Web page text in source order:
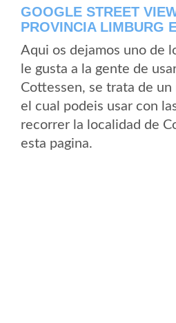
GOOGLE STREET
PROVINCIA LIMBURG
Aqui os dejamos uno de
le gusta a la gente de
Cottessen, se trata de
el cual podeis usar con
recorrer la localidad de
esta pagina.